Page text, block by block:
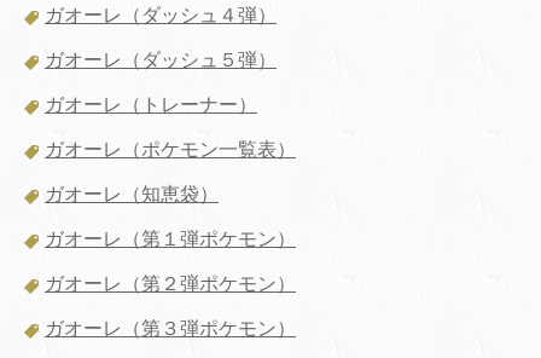
ガオーレ（ダッシュ４弾）
ガオーレ（ダッシュ５弾）
ガオーレ（トレーナー）
ガオーレ（ポケモン一覧表）
ガオーレ（知恵袋）
ガオーレ（第１弾ポケモン）
ガオーレ（第２弾ポケモン）
ガオーレ（第３弾ポケモン）